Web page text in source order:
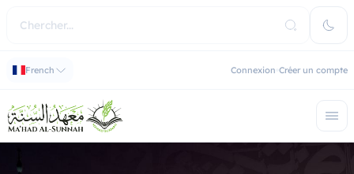
French Connexion Créer un compte